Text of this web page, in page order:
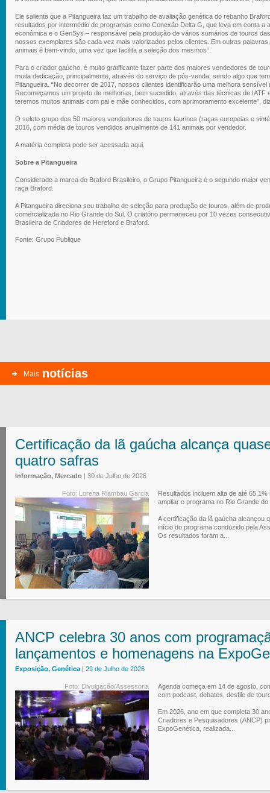
Ele salienta que a Pitangueira faz um trabalho de avaliação genética do rebanho
resultados por intermédio de programas como Conexão Delta G, que leva em conta
econômica e o GenSys – responsável pela produção de vários sumários de touros
nossos exemplares são cada vez mais valorizados pelos clientes. Em outras
animais é bem-vindo, uma vez que facilita a seleção dos mesmos”.
Para o criador gaúcho, é muito gratificante fazer parte dos maiores vendedores de
muita dedicação, principalmente, através do serviço de pós-venda, sendo algo que
Pitangueira. “No decorrer de 2017, nossos clientes identificarão uma melhora
Recomeçamos um projeto de melhorias, bem sucedido, através das técnicas de IATF
teremos muitos animais com pai e mãe conhecidos, com aprimoramento excelente”,
O seleto grupo dos 50 maiores vendedores de touros taurinos (raças europeias e
2016, com média de touros vendidos anualmente de 141 animais por vendedor.
A matéria completa pode ser acessada aqui
Sobre a Pitangueira
Considerado a marca do Braford Brasileiro, o Grupo Pitangueira é o segundo maior
raça Braford.
A Pitangueira direciona seu trabalho de seleção para produção de touros, além de
comercializada no Rio Grande do Sul. O criatório permaneceu por 10 vezes
Brasileira de Criadores de Hereford e Braford.
Fonte: Grupo Publique
Mais notícias
Certificação da lã gaúcha alcança
quatro safras
Informação, Mercado | 30 de Julho de 2026
Foto: Lorena Riambau Garcia
Resultados incluem alta de até
ampliar o programa no Rio Grande do
A certificação da lã gaúcha alcançou
início do programa conduzido pela
Os resultados foram a...
ANCP celebra 30 anos com
lançamentos e homenagens na
Exposição, Genética | 29 de Julho de 2026
Foto: Divulgação/Assessoria
Agenda começa em 14 de agosto,
com podcast, debates, desfile de
Em 2026, ano em que completa 30
Criadores e Pesquisadores (ANCP)
ExpoGenética, realizada...